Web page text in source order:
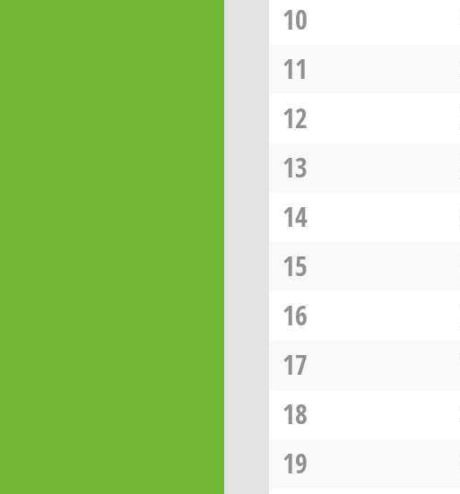
10
11
12
13
14
15
16
17
18
19